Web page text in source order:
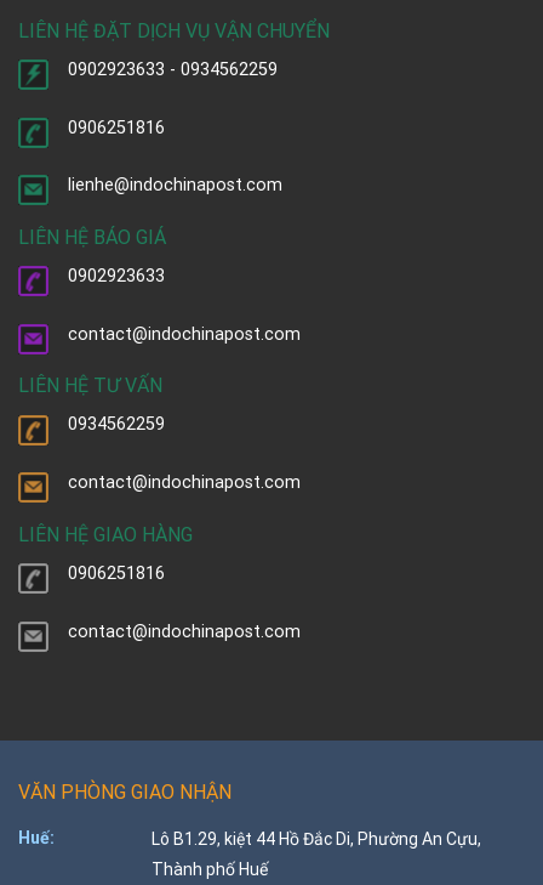
LIÊN HỆ ĐẶT DỊCH VỤ VẬN CHUYỂN
0902923633 - 0934562259
0906251816
lienhe@indochinapost.com
LIÊN HỆ BÁO GIÁ
0902923633
contact@indochinapost.com
LIÊN HỆ TƯ VẤN
0934562259
contact@indochinapost.com
LIÊN HỆ GIAO HÀNG
0906251816
contact@indochinapost.com
VĂN PHÒNG GIAO NHẬN
Huế:
Lô B1.29, kiệt 44 Hồ Đắc Di, Phường An Cựu,
Thành phố Huế